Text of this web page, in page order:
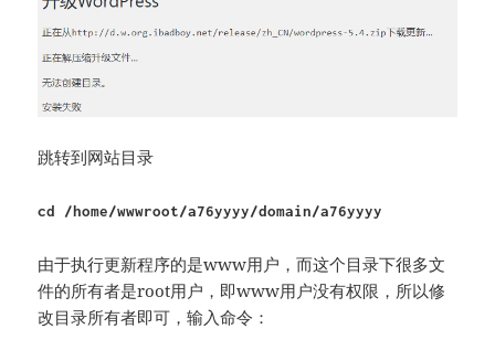
跳转到网站目录
cd /home/wwwroot/a76yyyy/domain/a76yyyy
由于执行更新程序的是www用户，而这个目录下很多文
件的所有者是root用户，即www用户没有权限，所以修
改目录所有者即可，输入命令：